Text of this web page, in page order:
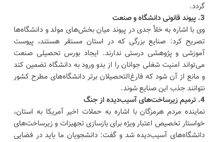
گردد.
3. پیوند قانونی دانشگاه و صنعت
وی با اشاره به خلأ جدی در پیوند میان بخش‌های مولد و دانشگاه‌ها
تصریح کرد: صنایع بزرگی که در استان مستقر هستند، پیوست
آموزشی و پژوهشی درستی ندارند. ایجاد بورس تحصیلی صنعت
می‌تواند امنیت شغلی جوانان را از بدو ورود به دانشگاه تضمین کند
و مانع از آن شود که فارغ‌التحصیلان برتر دانشگاه‌های مطرح کشور
نتوانند جذب این صنایع شوند.
4. ترمیم زیرساخت‌های آسیب‌دیده از جنگ
نماینده مردم هرمزگان با اشاره به حملات اخیر آمریکا به استان،
خواستار تخصیص اعتبار ویژه برای بازسازی تجهیزات و زیرساخت‌های
دانشگاه‌های آسیب‌دیده شد و گفت: دانشجویان ما باید در فضایی